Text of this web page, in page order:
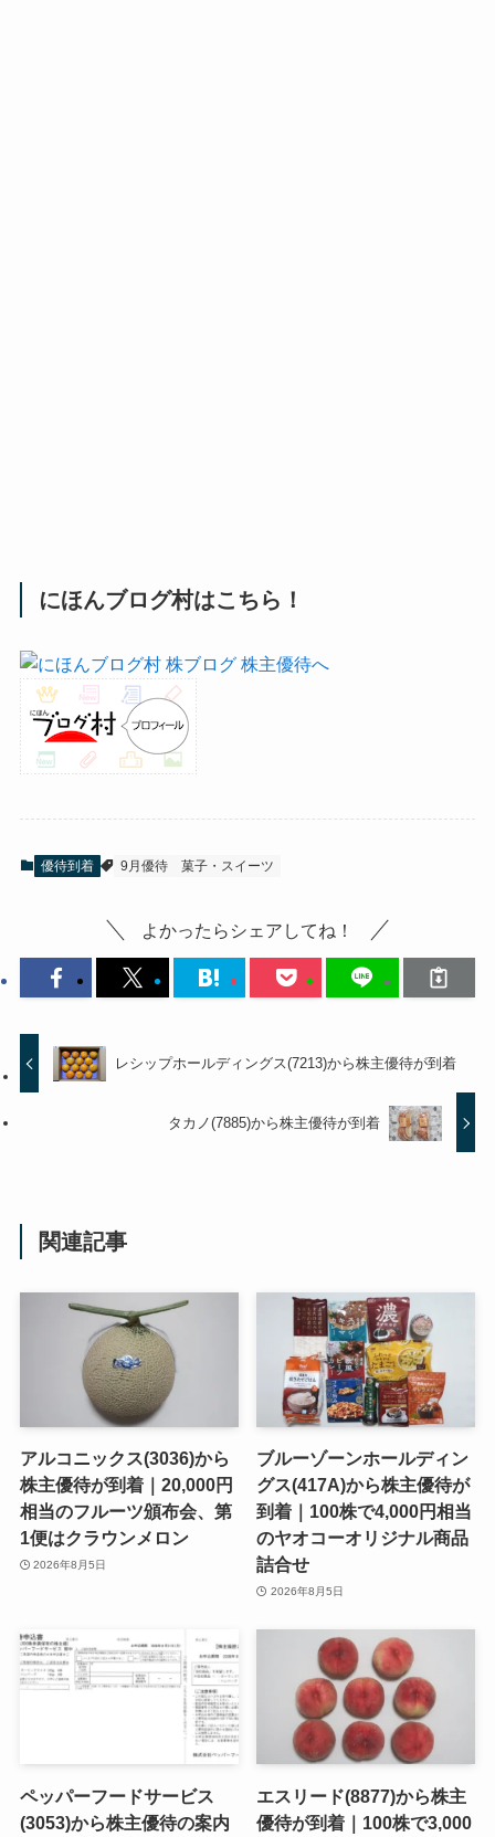
にほんブログ村はこちら！
優待到着 9月優待 菓子・スイーツ
よかったらシェアしてね！
レシップホールディングス(7213)から株主優待が到着
タカノ(7885)から株主優待が到着
関連記事
アルコニックス(3036)から
株主優待が到着｜20,000円
相当のフルーツ頒布会、第
1便はクラウンメロン
2026年8月5日
ブルーゾーンホールディン
グス(417A)から株主優待が
到着｜100株で4,000円相当
のヤオコーオリジナル商品
詰合せ
2026年8月5日
ペッパーフードサービス
(3053)から株主優待の案内
エスリード(8877)から株主
優待が到着｜100株で3,000